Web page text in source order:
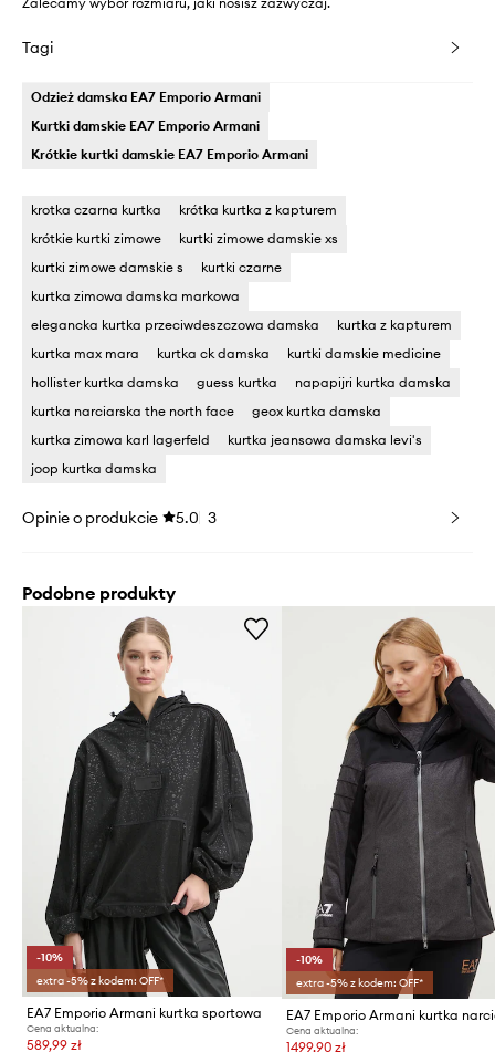
Tagi
Odzież damska EA7 Emporio Armani
Kurtki damskie EA7 Emporio Armani
Krótkie kurtki damskie EA7 Emporio Armani
krotka czarna kurtka
krótka kurtka z kapturem
krótkie kurtki zimowe
kurtki zimowe damskie xs
kurtki zimowe damskie s
kurtki czarne
kurtka zimowa damska markowa
elegancka kurtka przeciwdeszczowa damska
kurtka z kapturem
kurtka max mara
kurtka ck damska
kurtki damskie medicine
hollister kurtka damska
guess kurtka
napapijri kurtka damska
kurtka narciarska the north face
geox kurtka damska
kurtka zimowa karl lagerfeld
kurtka jeansowa damska levi's
joop kurtka damska
Opinie o produkcie 5.0 3
Podobne produkty
-10%
extra -5% z kodem: OFF*
EA7 Emporio Armani kurtka sportowa
Cena aktualna:
589,99 zł
-10%
extra -5% z kodem: OFF*
EA7 Emporio Armani kurtka
Cena aktualna:
1499,90 zł